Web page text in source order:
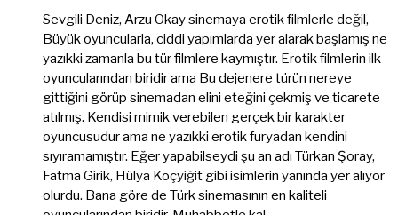
Sevgili Deniz, Arzu Okay sinemaya erotik filmlerle değil,
Büyük oyuncularla, ciddi yapımlarda yer alarak başlamış ne
yazıkki zamanla bu tür filmlere kaymıştır. Erotik filmlerin ilk
oyuncularından biridir ama Bu dejenere türün nereye
gittiğini görüp sinemadan elini eteğini çekmiş ve ticarete
atılmış. Kendisi mimik verebilen gerçek bir karakter
oyuncusudur ama ne yazıkki erotik furyadan kendini
sıyıramamıştır. Eğer yapabilseydi şu an adı Türkan Şoray,
Fatma Girik, Hülya Koçyiğit gibi isimlerin yanında yer alıyor
olurdu. Bana göre de Türk sinemasının en kaliteli